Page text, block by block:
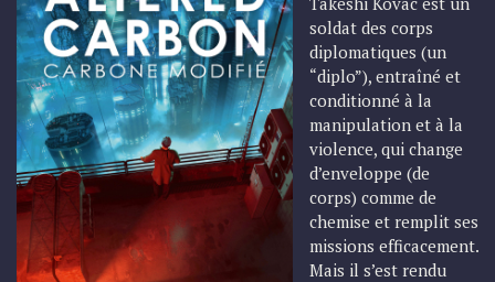
soldat des corps
diplomatiques (un
“diplo”), entraîné et
conditionné à la
manipulation et à la
violence, qui change
d’enveloppe (de
corps) comme de
chemise et remplit ses
missions efficacement.
Mais il s’est rendu